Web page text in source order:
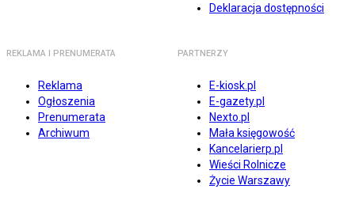
Deklaracja dostępności
REKLAMA I PRENUMERATA
Reklama
Ogłoszenia
Prenumerata
Archiwum
PARTNERZY
E-kiosk.pl
E-gazety.pl
Nexto.pl
Mała księgowość
Kancelarierp.pl
Wieści Rolnicze
Życie Warszawy